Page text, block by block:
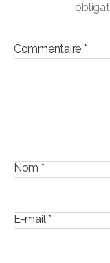
Commentaire *
Nom *
E-mail*